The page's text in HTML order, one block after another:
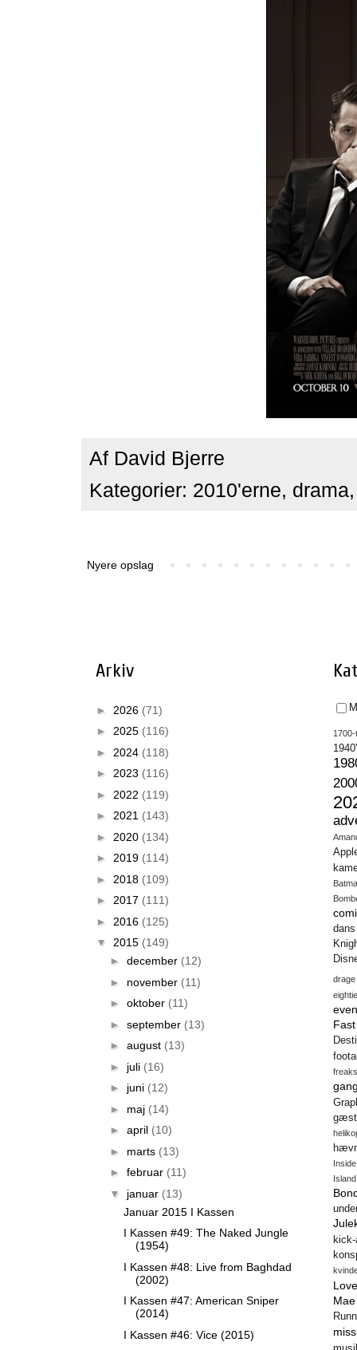
Af David Bjerre
Kategorier: 2010'erne, drama
Nyere opslag
Arkiv
► 2026 (71)
► 2025 (116)
► 2024 (118)
► 2023 (116)
► 2022 (119)
► 2021 (143)
► 2020 (134)
► 2019 (114)
► 2018 (109)
► 2017 (111)
► 2016 (125)
▼ 2015 (149)
► december (12)
► november (11)
► oktober (11)
► september (13)
► august (13)
► juli (16)
► juni (12)
► maj (14)
► april (10)
► marts (13)
► februar (11)
▼ januar (13)
Januar 2015 I Kassen
I Kassen #49: The Naked Jungle
(1954)
I Kassen #48: Live from Baghdad
(2002)
I Kassen #47: American Sniper
(2014)
I Kassen #46: Vice (2015)
1700-
dans
drage
freaks
Island